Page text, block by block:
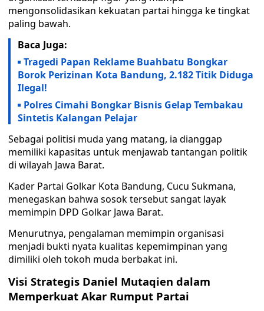
mengonsolidasikan kekuatan partai hingga ke tingkat
paling bawah.
Baca Juga:
Tragedi Papan Reklame Buahbatu Bongkar
Borok Perizinan Kota Bandung, 2.182 Titik Diduga
Ilegal!
Polres Cimahi Bongkar Bisnis Gelap Tembakau
Sintetis Kalangan Pelajar
Sebagai politisi muda yang matang, ia dianggap
memiliki kapasitas untuk menjawab tantangan politik
di wilayah Jawa Barat.
Kader Partai Golkar Kota Bandung, Cucu Sukmana,
menegaskan bahwa sosok tersebut sangat layak
memimpin DPD Golkar Jawa Barat.
Menurutnya, pengalaman memimpin organisasi
menjadi bukti nyata kualitas kepemimpinan yang
dimiliki oleh tokoh muda berbakat ini.
Visi Strategis Daniel Mutaqien dalam
Memperkuat Akar Rumput Partai